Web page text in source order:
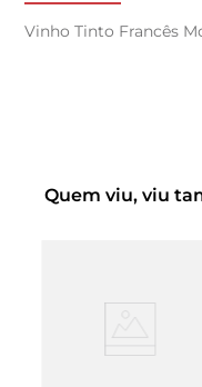
Vinho Tinto Francês
Quem viu, viu